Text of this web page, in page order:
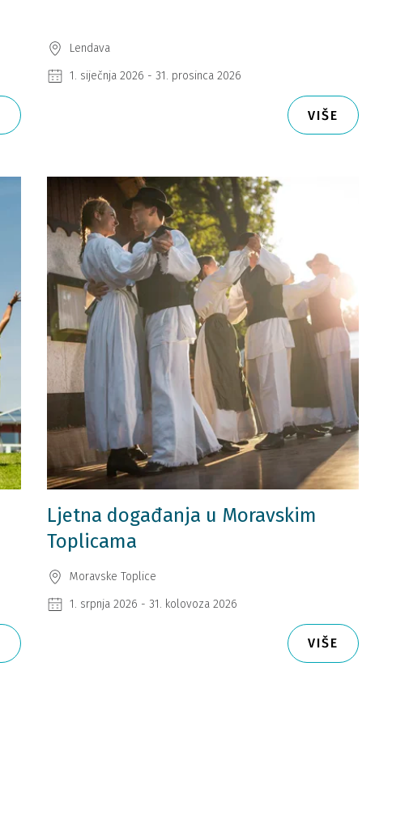
Lendava
1. siječnja 2026 - 31. prosinca 2026
VIŠE
Ljetna događanja u Moravskim
Toplicama
Moravske Toplice
1. srpnja 2026 - 31. kolovoza 2026
VIŠE